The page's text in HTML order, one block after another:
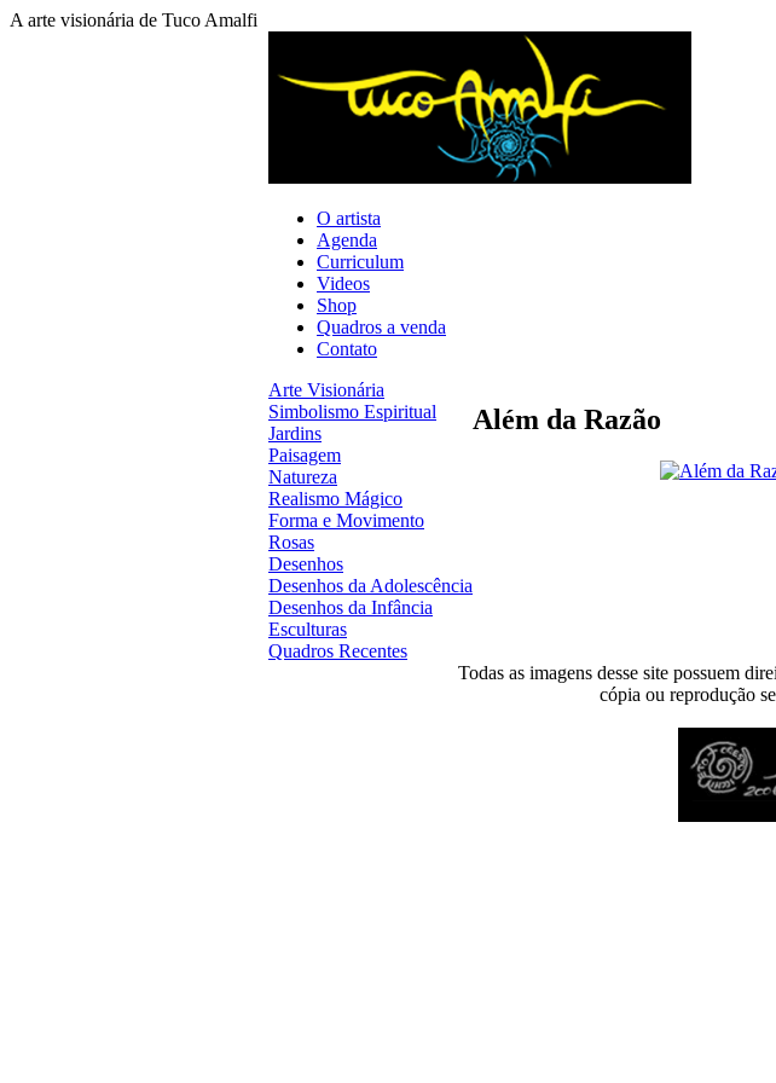
A arte visionária de Tuco Amalfi
O artista
Agenda
Curriculum
Videos
Shop
Quadros a venda
Contato
Arte Visionária
Simbolismo Espiritual
Jardins
Paisagem
Natureza
Realismo Mágico
Forma e Movimento
Rosas
Desenhos
Desenhos da Adolescência
Desenhos da Infância
Esculturas
Quadros Recentes
Além da Razão
Todas as imagens desse site possuem
cópia ou reprodução